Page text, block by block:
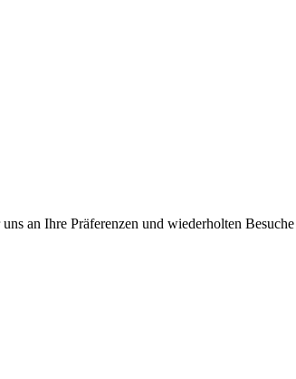
an Ihre Präferenzen und wiederholten